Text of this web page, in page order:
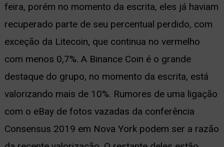
feira, porém no momento da escrita, eles já haviam
recuperado parte de seu percentual perdido, com
exceção da Litecoin, que continua no vermelho
com menos 0,7%. A Binance Coin é o grande
destaque do grupo, no momento da escrita, está
valorizando mais de 10%. Rumores de uma ligação
com o eBay de fotos vazadas da conferência
Consensus 2019 em Nova York podem ser a razão